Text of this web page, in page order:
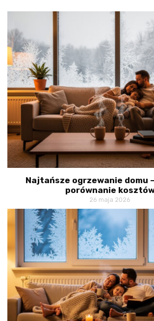
Najtańsze ogrzewanie domu
porównanie
26 maja 2026